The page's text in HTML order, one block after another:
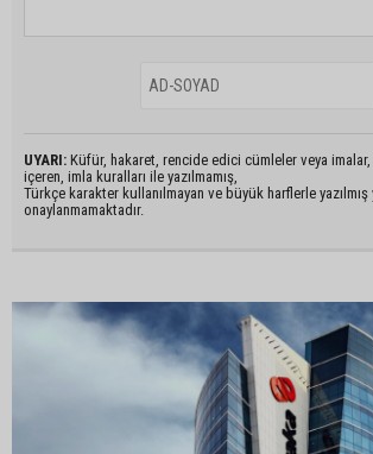
UYARI: Küfür, hakaret, rencide edici cümleler veya imalar,
içeren, imla kuralları ile yazılmamış,
Türkçe karakter kullanılmayan ve büyük harflerle
onaylanmamaktadır.